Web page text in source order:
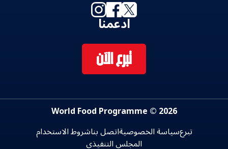
ادعمنا
تبرع الآن
2026 © World Food Programme
تبرعسياسة الخصوصيةاتصل بناشروط الاستخدام
المجلس التنفيذي